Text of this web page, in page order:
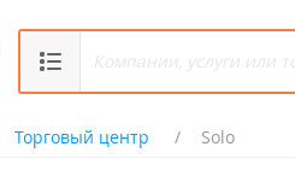
Торговый центр Solo